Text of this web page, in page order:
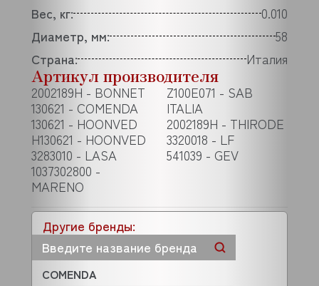
Другие бренды:
COMENDA
Вес, кг:
0.010
Диаметр, мм:
58
Страна:
Италия
Артикул производителя
2002189H - BONNET
130621 - COMENDA
130621 - HOONVED
H130621 - HOONVED
3283010 - LASA
1037302800 -
MARENO
Z100E071 - SAB
ITALIA
2002189H - THIRODE
3320018 - LF
541039 - GEV